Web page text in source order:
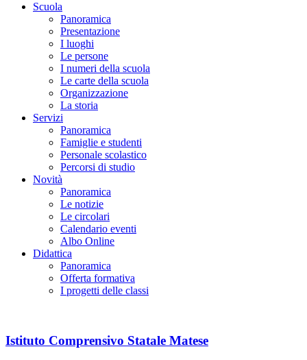
Scuola
Panoramica
Presentazione
I luoghi
Le persone
I numeri della scuola
Le carte della scuola
Organizzazione
La storia
Servizi
Panoramica
Famiglie e studenti
Personale scolastico
Percorsi di studio
Novità
Panoramica
Le notizie
Le circolari
Calendario eventi
Albo Online
Didattica
Panoramica
Offerta formativa
I progetti delle classi
Istituto Comprensivo Statale Matese